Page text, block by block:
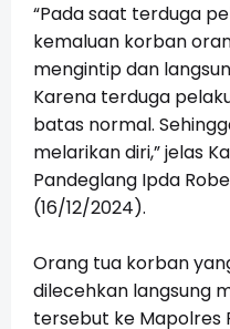
“Pada saat terduga
kemaluan korban
mengintip dan
Karena terduga
batas normal.
melarikan diri,” jelas
Pandeglang Ipda
(16/12/2024).
Orang tua korban
dilecehkan langsung
tersebut ke Mapolres